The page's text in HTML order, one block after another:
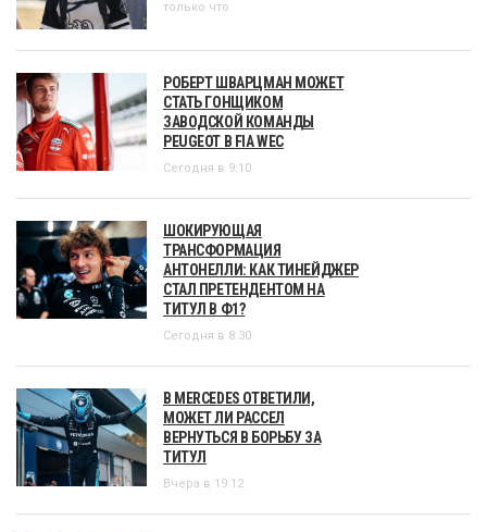
только что
РОБЕРТ ШВАРЦМАН МОЖЕТ
СТАТЬ ГОНЩИКОМ
ЗАВОДСКОЙ КОМАНДЫ
PEUGEOT В FIA WEC
Сегодня в 9:10
ШОКИРУЮЩАЯ
ТРАНСФОРМАЦИЯ
АНТОНЕЛЛИ: КАК ТИНЕЙДЖЕР
СТАЛ ПРЕТЕНДЕНТОМ НА
ТИТУЛ В Ф1?
Сегодня в 8:30
В MERCEDES ОТВЕТИЛИ,
МОЖЕТ ЛИ РАССЕЛ
ВЕРНУТЬСЯ В БОРЬБУ ЗА
ТИТУЛ
Вчера в 19:12